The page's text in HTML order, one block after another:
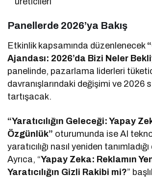
Panellerde 2026’ya Bakış
Etkinlik kapsamında düzenlenecek
Ajandası: 2026’da Bizi Neler
panelinde, pazarlama liderleri
davranışlarındaki değişimi ve 2026
tartışacak.
“Yaratıcılığın Geleceği: Yapay
Özgünlük” oturumunda ise AI
yaratıcılığı nasıl yeniden
Ayrıca, “Yapay Zeka: Reklamın
Yaratıcılığın Gizli Rakibi mi?”